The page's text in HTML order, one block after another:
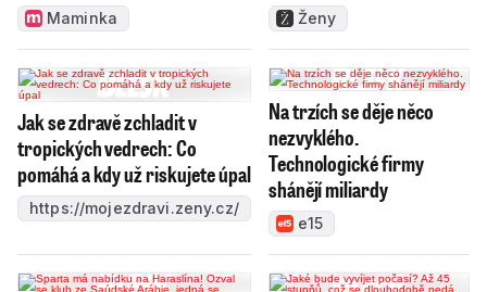
Maminka Ženy
Jak se zdravě zchladit v
tropických vedrech: Co
pomáhá a kdy už riskujete úpal
https://mojezdravi.zeny.cz/
Na trzích se děje něco
nezvyklého.
Technologické firmy
shánějí miliardy
e15